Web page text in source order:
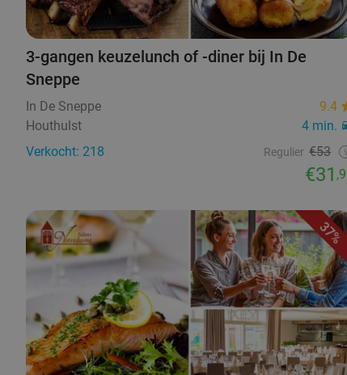
3-gangen keuzelunch of -diner bij In De
Sneppe
In De Sneppe
9.4
Houthulst
4 min.
Verkocht: 218
Regulier €53
€31
37%